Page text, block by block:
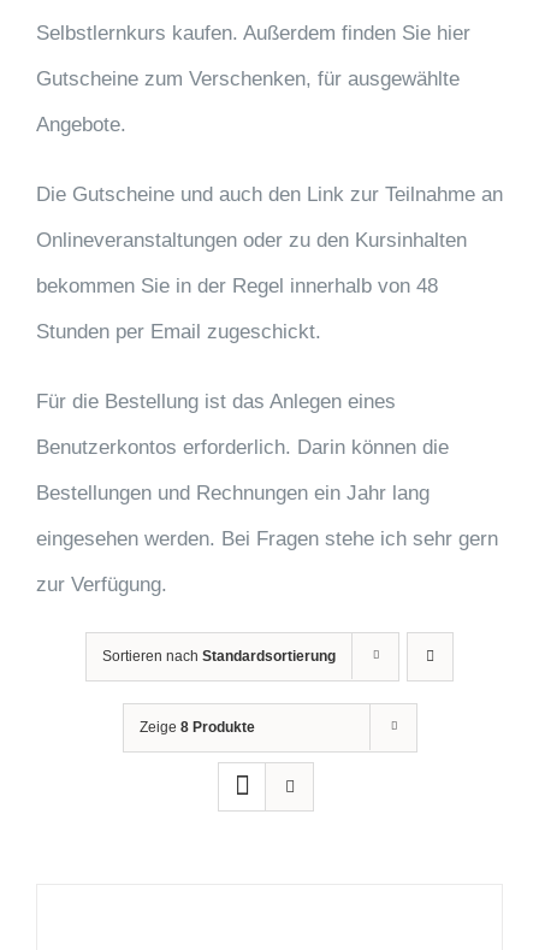
Selbstlernkurs kaufen. Außerdem finden Sie hier
Gutscheine zum Verschenken, für ausgewählte
Angebote.
Die Gutscheine und auch den Link zur Teilnahme an
Onlineveranstaltungen oder zu den Kursinhalten
bekommen Sie in der Regel innerhalb von 48
Stunden per Email zugeschickt.
Für die Bestellung ist das Anlegen eines
Benutzerkontos erforderlich. Darin können die
Bestellungen und Rechnungen ein Jahr lang
eingesehen werden. Bei Fragen stehe ich sehr gern
zur Verfügung.
Sortieren nach Standardsortierung
Zeige 8 Produkte